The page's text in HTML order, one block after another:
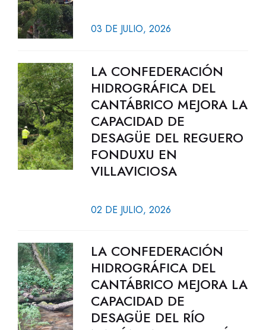
03 DE JULIO, 2026
LA CONFEDERACIÓN
HIDROGRÁFICA DEL
CANTÁBRICO MEJORA LA
CAPACIDAD DE
DESAGÜE DEL REGUERO
FONDUXU EN
VILLAVICIOSA
02 DE JULIO, 2026
LA CONFEDERACIÓN
HIDROGRÁFICA DEL
CANTÁBRICO MEJORA LA
CAPACIDAD DE
DESAGÜE DEL RÍO